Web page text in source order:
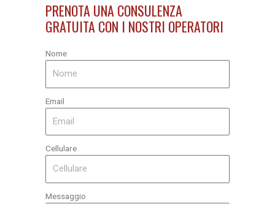
PRENOTA UNA CONSULENZA
GRATUITA CON I NOSTRI OPERATORI
Nome
Email
Cellulare
Messaggio